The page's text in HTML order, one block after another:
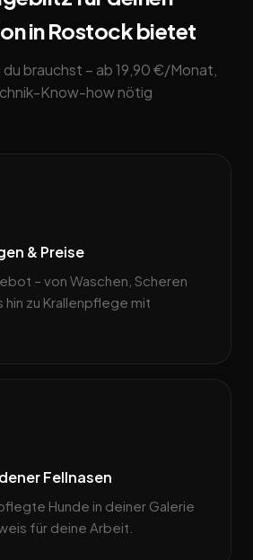
in Rostock bietet
brauchst – ab 19,90 €/Monat,
Know-how nötig
& Preise
– von Waschen, Scheren
hin zu Krallenpflege mit
Fellnasen
Hunde in deiner Galerie
für deine Arbeit.